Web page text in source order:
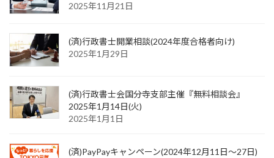
2025年11月21日
(済)行政書士開業相談(2024年度合格者向け)
2025年1月29日
(済)行政書士会国分寺支部主催『無料相談会』
2025年1月14日(火)
2025年1月1日
(済)PayPayキャンペーン(2024年12月11日〜27日)